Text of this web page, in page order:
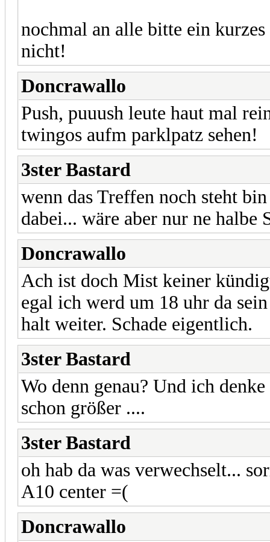
nochmal an alle bitte ein
nicht!
Doncrawallo
Push, puuush leute haut mal
twingos aufm parklpatz sehen!
3ster Bastard
wenn das Treffen noch steht
dabei... wäre aber nur ne halbe
Doncrawallo
Ach ist doch Mist keiner
egal ich werd um 18 uhr da
halt weiter. Schade eigentlich.
3ster Bastard
Wo denn genau? Und ich
schon größer ....
3ster Bastard
oh hab da was verwechselt...
A10 center =(
Doncrawallo